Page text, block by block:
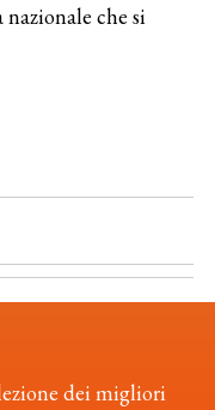
nazionale che si
dei migliori